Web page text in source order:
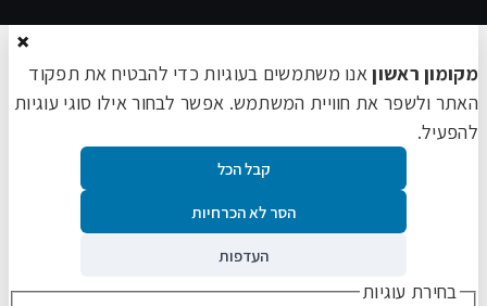
×
מקומון ראשוןאנו משתמשים בעוגיות כדי להבטיח את תפקוד
האתר ולשפר את חוויית המשתמש. אפשר לבחור אילו סוגי עוגיות
להפעיל.
קבל הכל
הסר לא הכרחיות
העדפות
בחירת עוגיות